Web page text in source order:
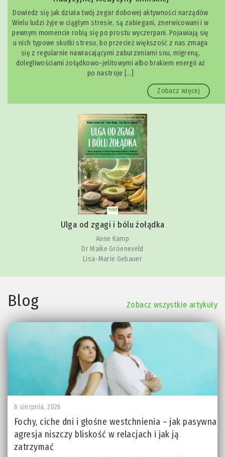
Dowiedz się jak działa twój zegar dobowej aktywności narządów
Wielu ludzi żyje w ciągłym stresie, są zabiegani, znerwicowani i w
pewnym momencie robią się po prostu wyczerpani. Pojawiają się
u nich typowe skutki stresu, bo przecież większość z nas zmaga
się z regularnie nawracającymi zaburzeniami snu, migreną,
dolegliwościami żołądkowo-jelitowymi albo brakiem energii aż
po nastroje […]
Zobacz więcej
Ulga od zgagi i bólu żołądka
Anne Kamp
Dr Maike Gröeneveld
Lisa-Marie Gebauer
Blog Zobacz wszystkie artykuły
6 sierpnia, 2026
Fochy, ciche dni i głośne westchnienia – jak pasywna
agresja niszczy bliskość w relacjach i jak ją
zatrzymać